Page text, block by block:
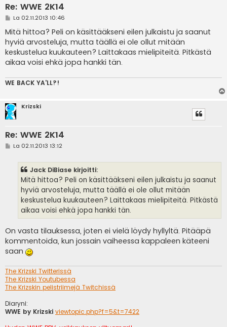
Re: WWE 2K14
V
e
s
t
i
La 02.11.2013 10:46
Mitä hittoa? Peli on käsittääkseni eilen julkaistu ja saanut
hyviä arvosteluja, mutta täällä ei ole ollut mitään
keskustelua kuukauteen? Laittakaas mielipiteitä. Pitkästä
aikaa voisi ehkä jopa hankki tän.
WE BACK YA'LL?!
Krizski
Re: WWE 2K14
VLa 02.11.2013 13:12
Jack DiBiase kirjoitti:
Mitä hittoa? Peli on käsittääkseni eilen julkaistu ja saanut
hyviä arvosteluja, mutta täällä ei ole ollut mitään
keskustelua kuukauteen? Laittakaas mielipiteitä. Pitkästä
aikaa voisi ehkä jopa hankki tän.
On vasta tilauksessa, joten ei vielä löydy hyllyltä. Pitääpä
kommentoida, kun jossain vaiheessa kappaleen käteeni
saan
The Krizski Twitterissä
The Krizski Youtubessa
The Krizskin pelistriimejä Twitchissä
Diaryni:
WWE by Krizski viewtopic.php?f=5&t=7422